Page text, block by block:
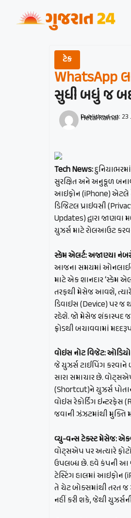
ટેક
WhatsApp
સુધી બધું જ
Hetal Karnal
Published on:23
Tech News:
સુરક્ષિત અને અનુકૂળ
આઇફોન (iPhone) એટલે
ડિજિટલ પ્રાઇવસી
Updates) દ્વારા
યુઝર્સ માટે રોલઆઉટ
સ્કેમ એલર્ટ: અજાણ્યા
આજના સમયમાં ઓનલાઈન
માટે એક શાનદાર ‘સ્કેમ
તરફથી મેસેજ આવશે,
ડિવાઇસ (Device) પર
રહેશે. જો મેસેજ શંકાસ્પદ
ફ્રોડથી બચાવવામાં
વોઇસ નોટ વિજેટ:
જે યુઝર્સ ટાઈપિંગ
સારા સમાચાર છે.
(Shortcut)ને યુઝર્સ
વોઇસ રેકોર્ડિંગ
જવાની ઝંઝટમાંથી મુક્તિ
વ્યુ-વન્સ ટેક્સ્ટ મેસેજ:
વોટ્સએપ પર અત્યારે
ઉપલબ્ધ છે. હવે કંપની આ જ
ટેસ્ટિંગ હાલમાં આઇફોન
તે ચેટ બોક્સમાંથી તરત
નહીં કરી શકે, જેથી